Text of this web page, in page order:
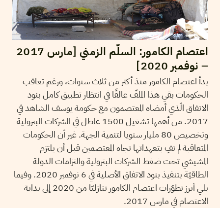
اعتصام الكامور: السلّم الزمني [مارس 2017
– نوفمبر 2020]
بدأ اعتصام الكامور منذ أكثر من ثلاث سنوات، ورغم تعاقب
الحكومات بقي هذا الملفّ عالقًا في انتظار تطبيق كامل بنود
الاتفاق الّذي أمضاه المعتصمون مع حكومة يوسف الشاهد في
2017. من أهمها تشغيل 1500 عاطل في الشركات البترولية
وتخصيص 80 مليار سنويا لتنمية الجهة. غير أن الحكومات
المتعاقبة لم تفِ بتعهداتها تجاه المعتصمين قبل أن يلتزم
المشيشي تحت ضغط الشركات البترولية والتزامات الدولة
الطاقيّة بتنفيذ بنود الاتفاق الأصلية في 6 نوفمبر 2020. وفيما
يلي أبرز تطوّرات اعتصام الكامور تنازليّا من 2020 إلى بداية
الاعتصام في مارس 2017.